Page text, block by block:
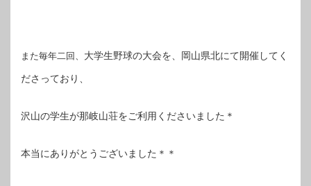
また毎年二回、 大学生野球の大会を、岡山県北にて開催してく
ださっており、
沢山の学生が那岐山荘をご利用くださいました＊
本当にありがとうございました＊＊